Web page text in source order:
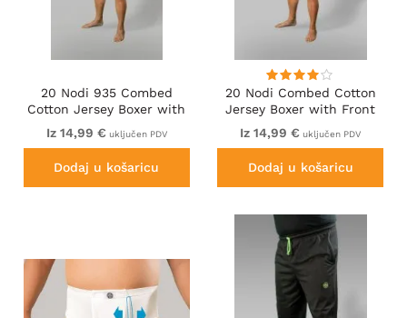
20 Nodi 935 Combed
Cotton Jersey Boxer with
Front Button Fly Navy
Iz 14,99 € uključen PDV
Dodaj u košaricu
20 Nodi Combed Cotton
Jersey Boxer with Front
Button Fly White
Iz 14,99 € uključen PDV
Dodaj u košaricu